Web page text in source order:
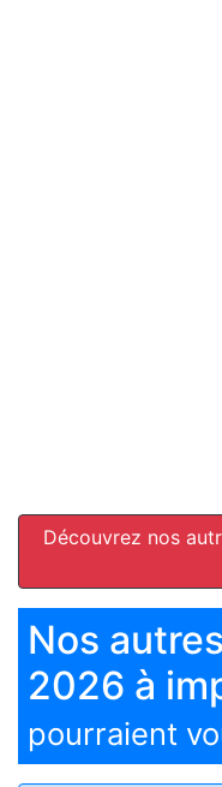
Découvrez nos
Nos
2026 à
pourraient